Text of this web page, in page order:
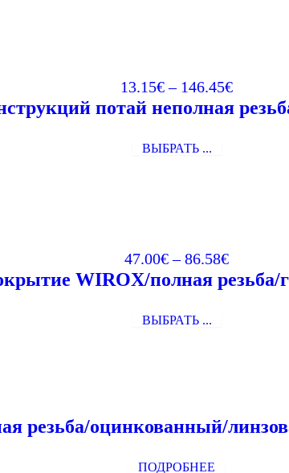
13.15€– 146.45€
потай неполная
ВЫБРАТЬ ...
47.00€–86.58€
WIROX/полная
ВЫБРАТЬ ...
резьба/оцинкованный/
ПОДРОБНЕЕ